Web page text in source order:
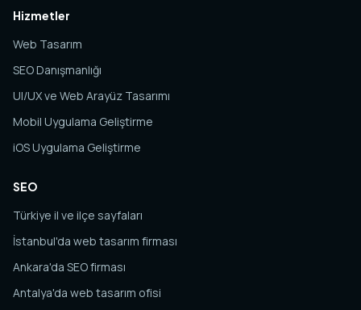
Hizmetler
Web Tasarım
SEO Danışmanlığı
UI/UX ve Web Arayüz Tasarımı
Mobil Uygulama Geliştirme
iOS Uygulama Geliştirme
SEO
Türkiye il ve ilçe sayfaları
İstanbul'da web tasarım firması
Ankara'da SEO firması
Antalya'da web tasarım ofisi